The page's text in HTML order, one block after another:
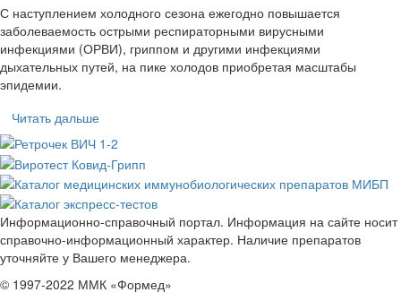
С наступлением холодного сезона ежегодно повышается
заболеваемость острыми респираторными вирусными
инфекциями (ОРВИ), гриппом и другими инфекциями
дыхательных путей, на пике холодов приобретая масштабы
эпидемии.
Читать дальше
Информационно-справочный портал. Информация на сайте носит
справочно-информационный характер. Наличие препаратов
уточняйте у Вашего менеджера.
© 1997-2022 ММК «Формед»